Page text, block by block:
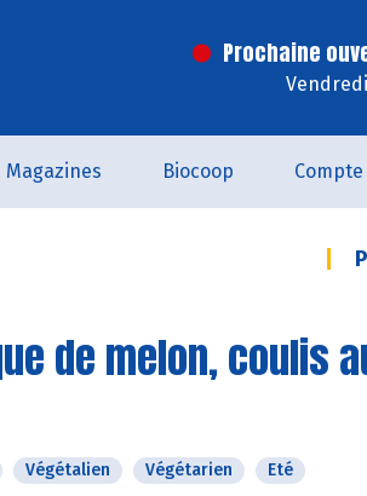
Prochaine
Magazines Biocoop
de melon, coulis
Végétalien Végétarien Eté